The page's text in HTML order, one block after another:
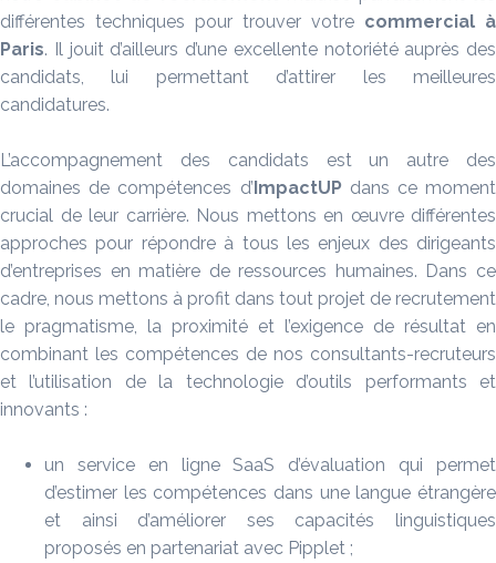
différentes techniques pour trouver votre commercial à
Paris. Il jouit d’ailleurs d’une excellente notoriété auprès des
candidats, lui permettant d’attirer les meilleures
candidatures.
L’accompagnement des candidats est un autre des
domaines de compétences d’ ImpactUP dans ce moment
crucial de leur carrière. Nous mettons en œuvre différentes
approches pour répondre à tous les enjeux des dirigeants
d’entreprises en matière de ressources humaines. Dans ce
cadre, nous mettons à profit dans tout projet de recrutement
le pragmatisme, la proximité et l’exigence de résultat en
combinant les compétences de nos consultants-recruteurs
et l’utilisation de la technologie d’outils performants et
innovants :
un service en ligne SaaS d’évaluation qui permet
d’estimer les compétences dans une langue étrangère
et ainsi d’améliorer ses capacités linguistiques
proposés en partenariat avec Pipplet ;